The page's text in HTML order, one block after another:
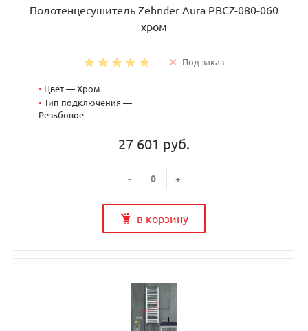
Полотенцесушитель Zehnder Aura PBCZ-080-060
хром
Под заказ
• Цвет — Хром
• Тип подключения —
Резьбовое
27 601 руб.
- +
в корзину